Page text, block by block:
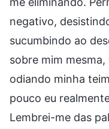
negativo,
sucumbindo ao
sobre mim
odiando minha
pouco eu
Lembrei-me das